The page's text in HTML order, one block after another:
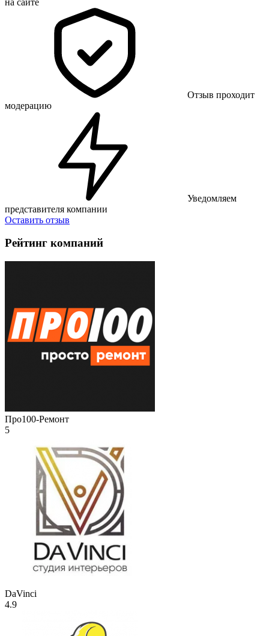
Отзыв проходит
модерацию
Уведомляем
представителя компании
Оставить отзыв
Рейтинг компаний
Про100-Ремонт
5
DaVinci
4.9